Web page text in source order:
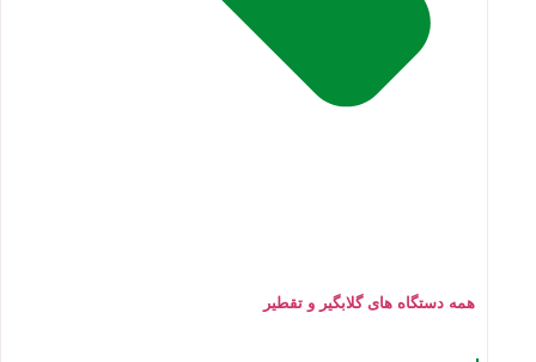
همه دستگاه های گلابگیر و تقطیر